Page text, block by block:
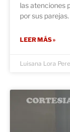
las atenciones
por sus parejas.
LEER MÁS »
Luisana Lora